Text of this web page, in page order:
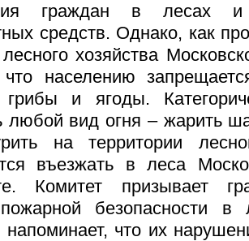
граждан в лесах
средств. Однако, как
хозяйства
что населению
грибы и ягоды.
любой вид огня – жарить
на территории
въезжать в леса
Комитет призывает
безопасности в
напоминает, что их